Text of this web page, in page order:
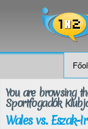
You are browsing
Sportfogadók
Wales vs. Észak-